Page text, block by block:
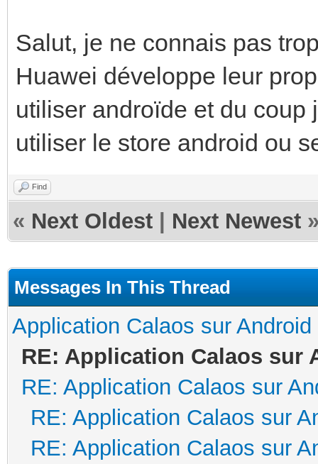
Salut, je ne connais pas
Huawei développe leur
utiliser androïde et du coup
utiliser le store android ou
Find
« Next Oldest Next Newest
Messages In This Thread
Application Calaos sur Android
RE: Application Calaos sur
RE: Application Calaos sur
RE: Application Calaos sur
RE: Application Calaos sur